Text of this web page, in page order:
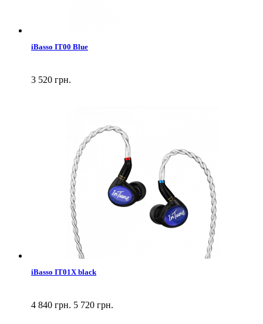
iBasso IT00 Blue
3 520 грн.
iBasso IT01X black
4 840 грн. 5 720 грн.